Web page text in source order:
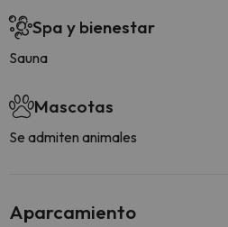
Spa y bienestar
Sauna
Mascotas
Se admiten animales
Aparcamiento